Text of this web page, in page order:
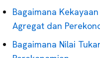
Bagaimana
Agregat dan
Bagaimana Nilai